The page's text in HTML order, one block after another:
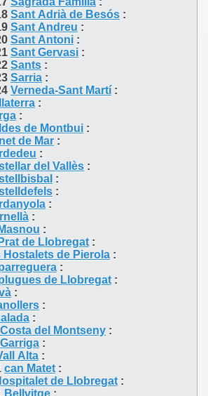
Sant Adrià de Besós :
Sant Andreu :
Sant Antoni :
Sant Gervasi :
Sants :
Sarria :
Verneda-Sant Martí :
:
:
de Montbui :
de Mar :
:
del Vallès :
:
:
:
:
:
de Llobregat :
Hostalets de Pierola :
:
de Llobregat :
:
:
:
Costa del Montseny :
:
Alta :
can Matet :
de Llobregat :